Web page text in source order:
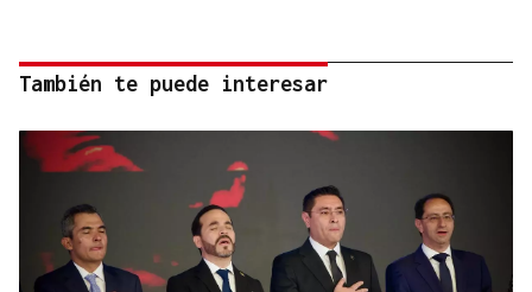
También te puede interesar